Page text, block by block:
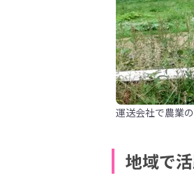
運送会社で農業
地域で